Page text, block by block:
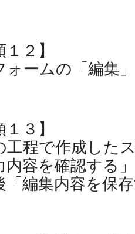
１２】
ォームの「編集
１３】
工程で作成した
内容を確認する
「編集内容を保